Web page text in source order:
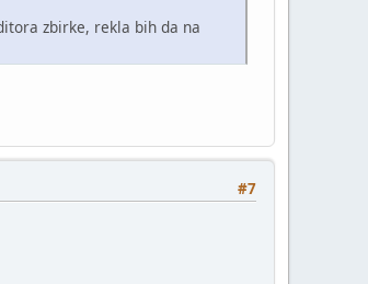
zbirke, rekla bih da na
#7